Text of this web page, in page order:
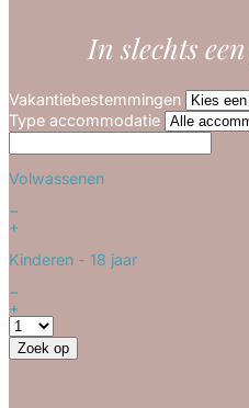
In slechts
Vakantiebestemmingen
Type accommodatie
Volwassenen
−
+
Kinderen - 18 jaar
−
+
Zoek op